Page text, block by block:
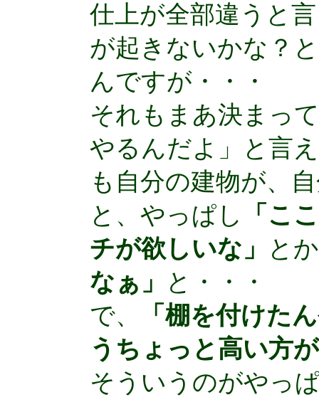
仕上が全部違うと
が起きないかな？
んですが・・・
それもまあ決まっ
やるんだよ」と言
も自分の建物が、
と、やっぱし
「こ
チが欲しいな」
とか
なぁ」
と・・・
で、
「棚を付けた
うちょっと高い方
そういうのがやっ